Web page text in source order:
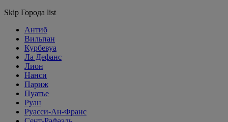
Skip Города list
Антиб
Вильпан
Курбевуа
Ла Дефанс
Лион
Нанси
Париж
Пуатье
Руан
Руасси-Ан-Франс